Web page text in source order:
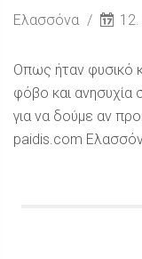
Ελασσόνα
Οπως ήταν φυσικό
φόβο και ανησυχία
για να δούμε αν
paidis.com